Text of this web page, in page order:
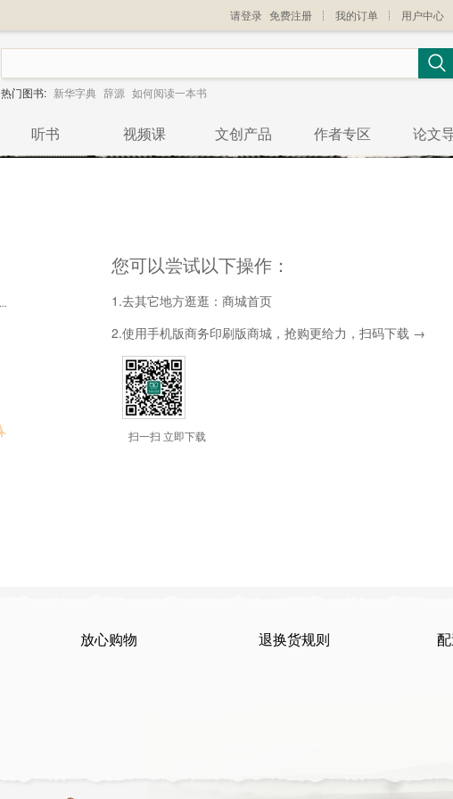
请登录 免费注册 我的订单 用户中心
热门图书: 新华字典 辞源 如何阅读一本书
听书 视频课 文创产品 作者专区 论文
您可以尝试以下操作：
1.去其它地方逛逛： 商城首页
2.使用手机版商务印刷版商城，抢购更给力，扫码下载 →
扫一扫 立即下载
放心购物 退换货规则